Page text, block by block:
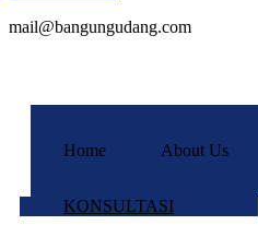
mail@bangungudang.com
Home About Us
KONSULTASI